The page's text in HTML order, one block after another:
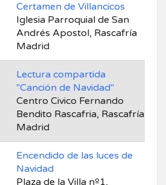
Certamen de Villancicos
Iglesia Parroquial de San
Andrés Apostol, Rascafría
Madrid
Lectura compartida
"Canción de Navidad"
Centro Civico Fernando
Bendito Rascafria, Rascafría
Madrid
Encendido de las luces de
Navidad
Plaza de la Villa nº1,